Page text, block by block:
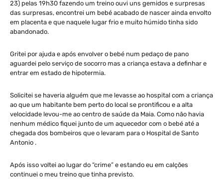
23) pelas 19h30 fazendo um treino ouvi uns gemidos e surpresas
das surpresas, encontrei um bebé acabado de nascer ainda envolto
em placenta e que naquele lugar frio e muito húmido tinha sido
abandonado.
Gritei por ajuda e após envolver o bebé num pedaço de pano
aguardei pelo serviço de socorro mas a criança estava a definhar e
entrar em estado de hipotermia.
Solicitei se haveria alguém que me levasse ao hospital com a criança
ao que um habitante bem perto do local se prontificou e a alta
velocidade levou-me ao centro de saúde da Maia. Como não havia
nenhum médico fiquei junto de um aquecedor com o bebé até a
chegada dos bombeiros que o levaram para o Hospital de Santo
Antonio .
Após isso voltei ao lugar do “crime” e estando eu em calções
continuei o meu treino que tinha previsto.